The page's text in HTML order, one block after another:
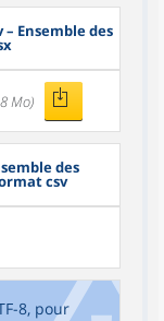
Ensemble des
Mo)
des
csv
8, pour